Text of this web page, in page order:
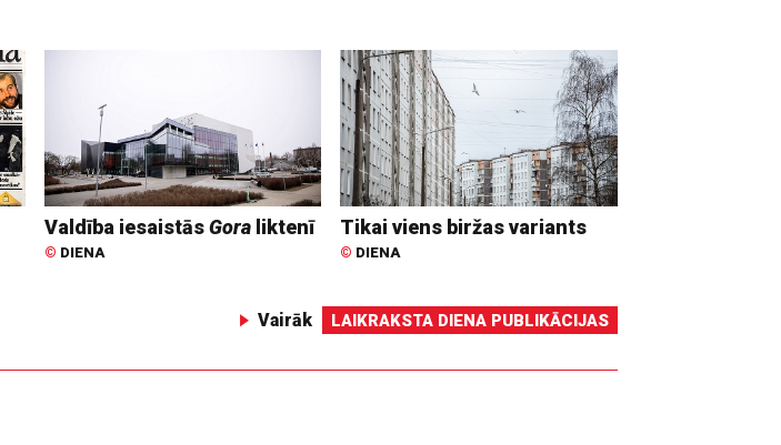
Valdība iesaistāsGoraliktenī
© DIENA
Tikai viens biržas variants
© DIENA
Vairāk LAIKRAKSTA DIENA PUBLIKĀCIJAS